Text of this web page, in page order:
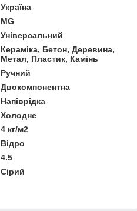
Україна
MG
Універсальний
Кераміка, Бетон, Деревина,
Метал, Пластик, Камінь
Ручний
Двокомпонентна
Напіврідка
Холодне
4 кг/м2
Відро
4.5
Сірий